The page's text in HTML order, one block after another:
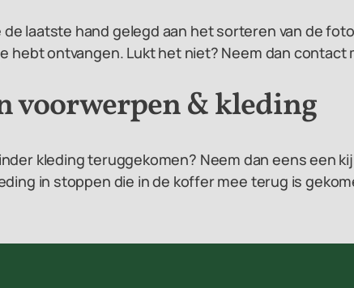
laatste hand gelegd aan het sorteren van de
hebt ontvangen. Lukt het niet? Neem dan
voorwerpen & kleding
kleding teruggekomen? Neem dan eens een
in stoppen die in de koffer mee terug is